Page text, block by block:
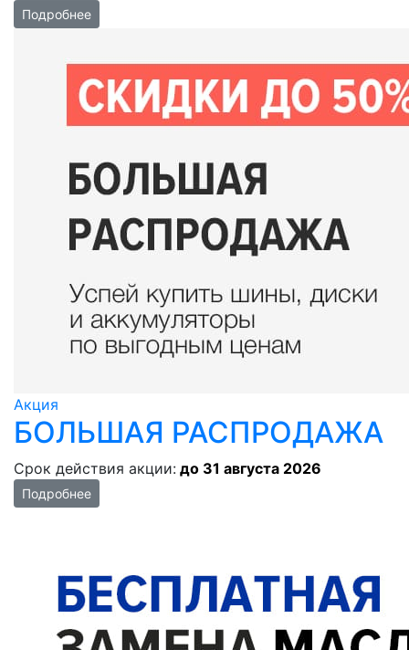
Подробнее
Акция
БОЛЬШАЯ РАСПРОДАЖА
Срок действия акции: до 31 августа 2026
Подробнее